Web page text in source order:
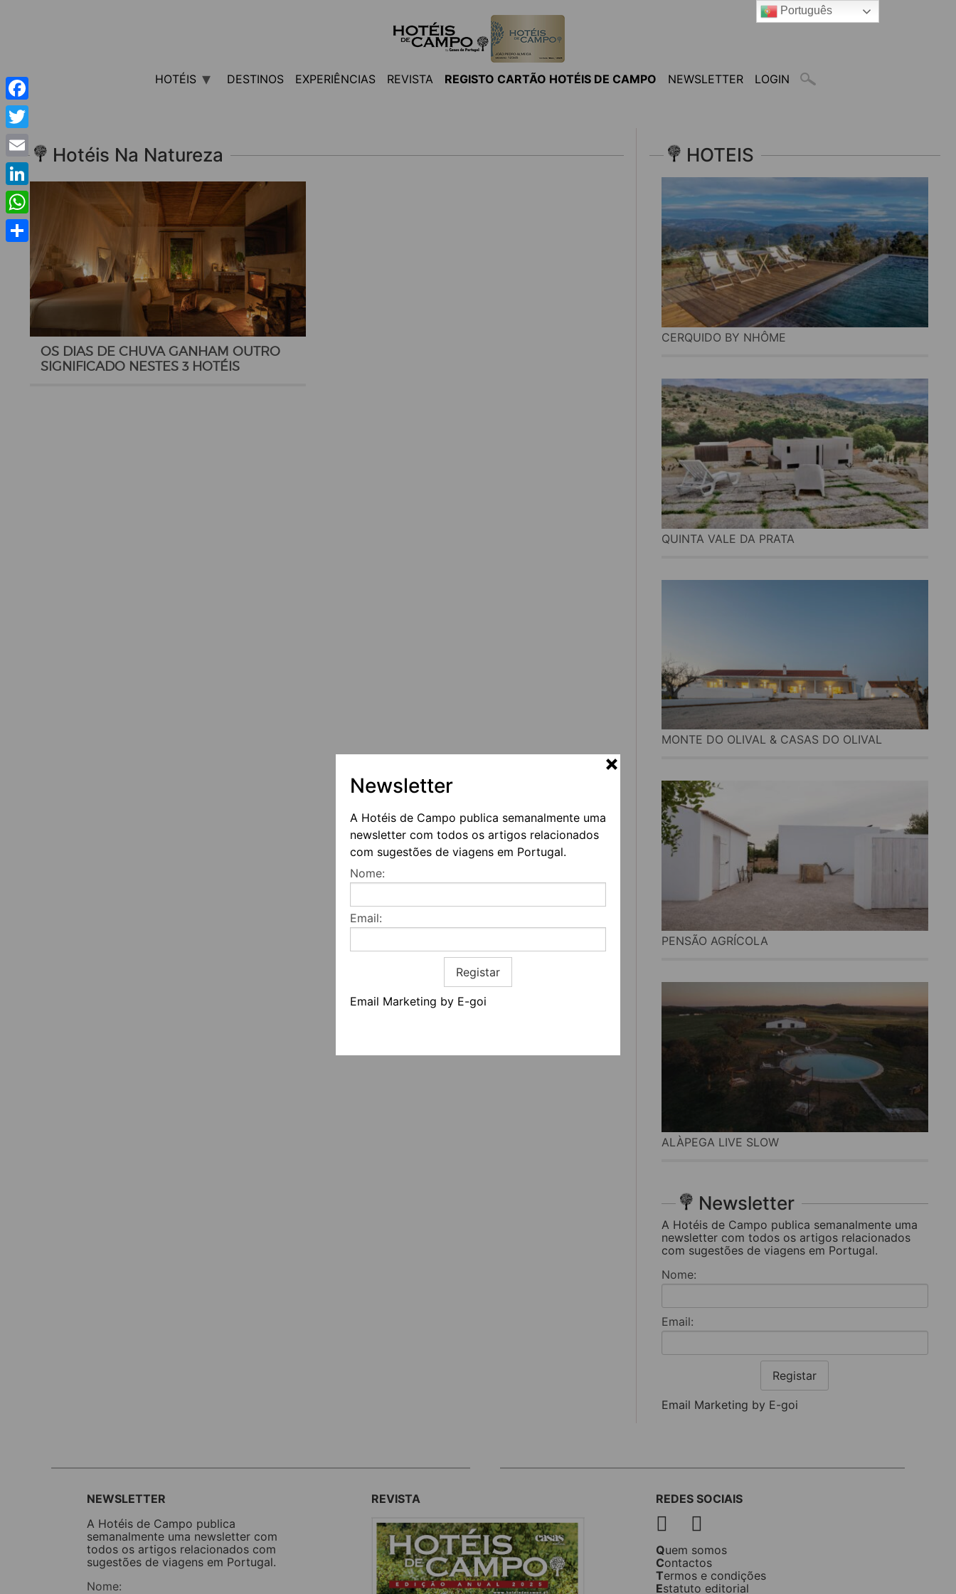
Newsletter
A Hotéis de Campo publica semanalmente uma
newsletter com todos os artigos relacionados
com sugestões de viagens em Portugal.
Nome:
Email:
Registar
Email Marketing by E-goi
HOTÉIS DESTINOS EXPERIÊNCIAS REVISTA REGISTO CARTÃO HOTÉIS DE CAMPO NEWSLETTER LOGIN
Hotéis Na Natureza
OS DIAS DE CHUVA GANHAM OUTRO
SIGNIFICADO NESTES 3 HOTÉIS
HOTEIS
CERQUIDO BY NHÔME
QUINTA VALE DA PRATA
MONTE DO OLIVAL & CASAS DO OLIVAL
PENSÃO AGRÍCOLA
ALÀPEGA LIVE SLOW
Newsletter
A Hotéis de Campo publica semanalmente uma
newsletter com todos os artigos relacionados
com sugestões de viagens em Portugal.
Nome:
Email:
Registar
Email Marketing by E-goi
NEWSLETTER
A Hotéis de Campo publica
semanalmente uma newsletter com
todos os artigos relacionados com
sugestões de viagens em Portugal.
Nome:
REVISTA REDES SOCIAIS
Quem somos
Contactos
Termos e condições
Estatuto editorial
Facebook
Twitter
Email
LinkedIn
WhatsApp
Português